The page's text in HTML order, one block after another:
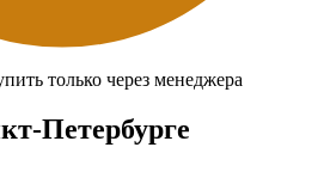
только через менеджера
Петербургe